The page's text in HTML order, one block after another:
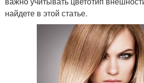
найдете в этой статье.